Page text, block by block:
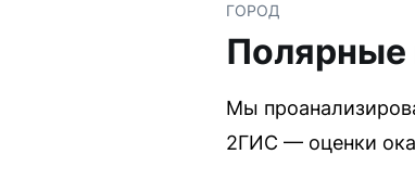
ГОРОД
Полярные
Мы
2ГИС — оценки